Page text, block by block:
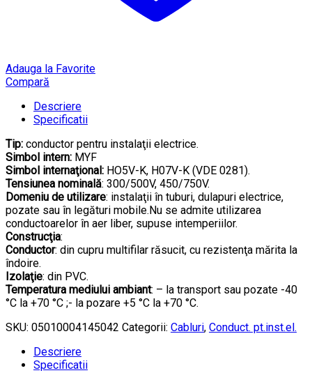
Adauga la Favorite
Compară
Descriere
Specificatii
Tip: conductor pentru instalaţii electrice.
Simbol intern: MYF
Simbol internaţional: HO5V-K, H07V-K (VDE 0281).
Tensiunea nominală: 300/500V, 450/750V.
Domeniu de utilizare: instalaţii în tuburi, dulapuri electrice,
pozate sau în legături mobile.Nu se admite utilizarea
conductoarelor în aer liber, supuse intemperiilor.
Construcţia:
Conductor: din cupru multifilar răsucit, cu rezistenţa mărita la
îndoire.
Izolaţie: din PVC.
Temperatura mediului ambiant: – la transport sau pozate -40
°C la +70 °C ;- la pozare +5 °C la +70 °C.
SKU: 05010004145042 Categorii: Cabluri, Conduct. pt.inst.el.
Descriere
Specificatii